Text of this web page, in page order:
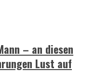
– an diesen
Lust auf